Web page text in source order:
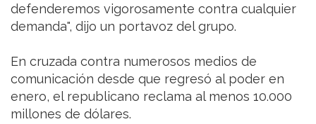
defenderemos vigorosamente contra cualquier
demanda", dijo un portavoz del grupo.
En cruzada contra numerosos medios de
comunicación desde que regresó al poder en
enero, el republicano reclama al menos 10.000
millones de dólares.